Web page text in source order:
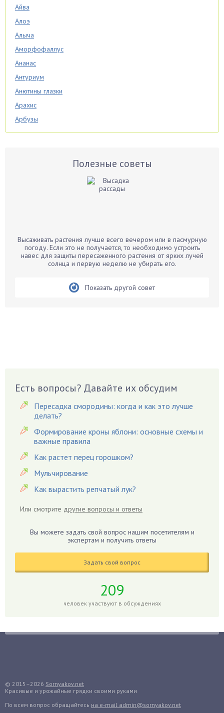
Айва
Алоэ
Алыча
Аморфофаллус
Ананас
Антуриум
Анютины глазки
Арахис
Арбузы
Аспарагус
Бархатцы
Бегония
Вешенки
Виноград
Вредители
Гардения
Гацания
Гвоздики
Георгины
Гиацинт
Гладиолусы
Гранат
Грядки
Гуава
Полезные советы
Высаживать растения лучше всего вечером или в пасмурную
погоду. Если это не получается, то необходимо устроить
навес для защиты пересаженного растения от ярких лучей
солнца и первую неделю не убирать его.
Показать другой совет
Есть вопросы? Давайте их обсудим
Пересадка смородины: когда и как это лучше
делать?
Формирование кроны яблони: основные схемы и
важные правила
Как растет перец горошком?
Мульчирование
Как вырастить репчатый лук?
Или смотрите другие вопросы и ответы
Вы можете задать свой вопрос нашим посетителям и
экспертам и получить ответы
Задать свой вопрос
209
человек участвуют в обсуждениях
© 2015–2026 Sornyakov.net
Красивые и урожайные грядки своими руками
По всем вопрос обращайтесь на e-mail admin@sornyakov.net